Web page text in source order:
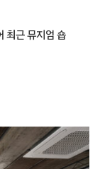
최근 뮤지엄 숍